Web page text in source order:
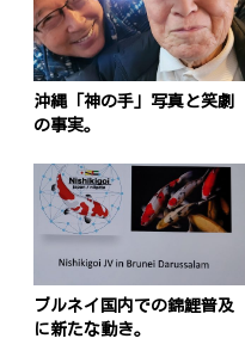
沖縄「神の手」写真と笑劇
の事実。
ブルネイ国内での錦鯉普及
に新たな動き。